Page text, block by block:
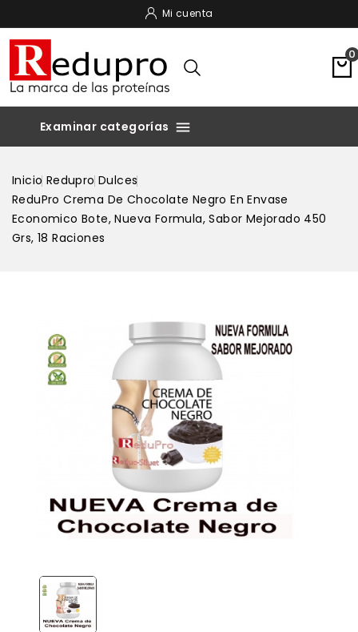
Mi cuenta
0

Inicio Redupro Dulces
ReduPro Crema De Chocolate Negro En Envase
Economico Bote, Nueva Formula, Sabor Mejorado 450
Grs, 18 Raciones